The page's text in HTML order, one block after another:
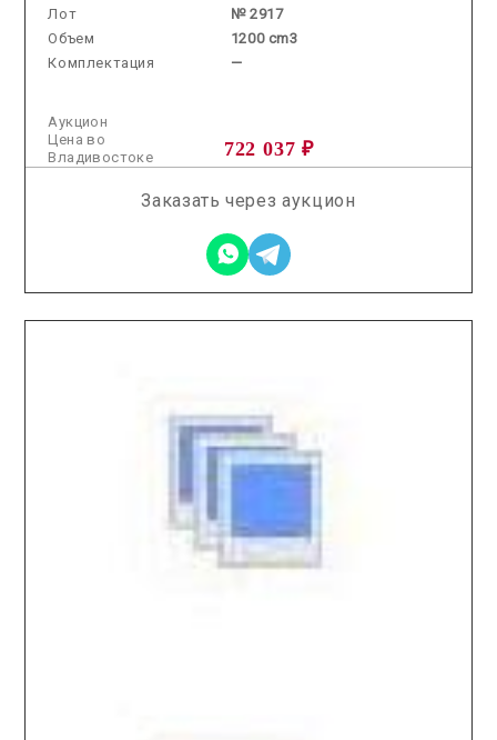
Лот
№ 2917
Объем
1200 cm3
Комплектация
—
Аукцион
722 037 ₽
Цена во
Владивостоке
Заказать через аукцион